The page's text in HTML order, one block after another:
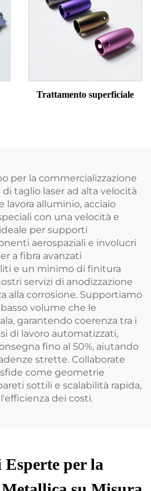
Trattamento superficiale
per la commercializzazione
taglio laser ad alta velocità
lavora alluminio, acciaio
con una velocità e
per supporti
aerospaziali e involucri
a fibra avanzati
e un minimo di finitura
servizi di anodizzazione
alla corrosione. Supportiamo
volume che le
garantendo coerenza tra i
di lavoro automatizzati,
fino al 50%, aiutando
strette. Collaborate
come geometrie
sottili e scalabilità rapida,
dei costi.
Esperte per la